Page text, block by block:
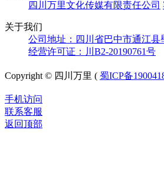
四川万里文化传媒有限责任公司
关于我们
公司地址：四川省巴中市通江县
经营许可证：川B2-20190761号
Copyright © 四川万里 ( 蜀ICP备
手机访问
联系客服
返回顶部